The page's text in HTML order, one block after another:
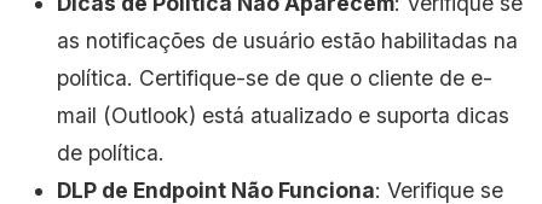
as notificações de usuário estão habilitadas na
política. Certifique-se de que o cliente de e-
mail (Outlook) está atualizado e suporta dicas
de política.
DLP de Endpoint Não Funciona: Verifique se